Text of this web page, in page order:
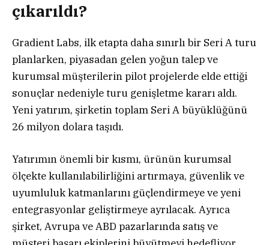
çıkarıldı?
Gradient Labs, ilk etapta daha sınırlı bir Seri A turu
planlarken, piyasadan gelen yoğun talep ve
kurumsal müşterilerin pilot projelerde elde ettiği
sonuçlar nedeniyle turu genişletme kararı aldı.
Yeni yatırım, şirketin toplam Seri A büyüklüğünü
26 milyon dolara taşıdı.
Yatırımın önemli bir kısmı, ürünün kurumsal
ölçekte kullanılabilirliğini artırmaya, güvenlik ve
uyumluluk katmanlarını güçlendirmeye ve yeni
entegrasyonlar geliştirmeye ayrılacak. Ayrıca
şirket, Avrupa ve ABD pazarlarında satış ve